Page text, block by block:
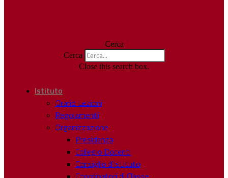
Cerca
Cerca
Close this search box.
Istituto
Orario Lezioni
Regolamenti
Organizzazione
Presidenza
Collegio Docenti
Consiglio d’Istituto